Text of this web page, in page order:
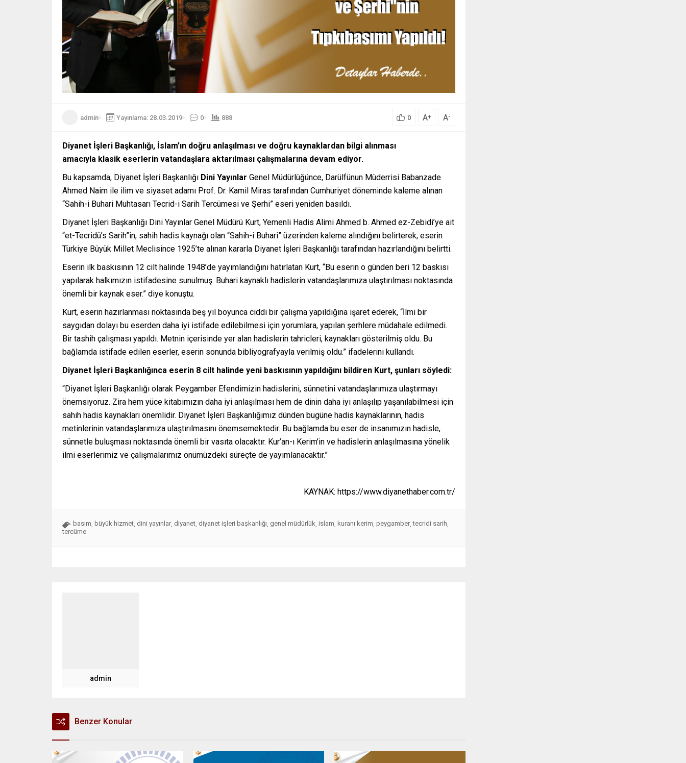
admin Yayınlama: 28.03.2019 0 888 0 A+ A-
Diyanet İşleri Başkanlığı, İslam’ın doğru anlaşılması ve doğru kaynaklardan bilgi alınması
amacıyla klasik eserlerin vatandaşlara aktarılması çalışmalarına devam ediyor.
Bu kapsamda, Diyanet İşleri Başkanlığı Dini Yayınlar Genel Müdürlüğünce, Darülfünun Müderrisi Babanzade
Ahmed Naim ile ilim ve siyaset adamı Prof. Dr. Kamil Miras tarafından Cumhuriyet döneminde kaleme alınan
“Sahih-i Buhari Muhtasarı Tecrid-i Sarih Tercümesi ve Şerhi” eseri yeniden basıldı.
Diyanet İşleri Başkanlığı Dini Yayınlar Genel Müdürü Kurt, Yemenli Hadis Alimi Ahmed b. Ahmed ez-Zebidi’ye ait
“et-Tecridü’s Sarih”in, sahih hadis kaynağı olan “Sahih-i Buhari” üzerinden kaleme alındığını belirterek, eserin
Türkiye Büyük Millet Meclisince 1925’te alınan kararla Diyanet İşleri Başkanlığı tarafından hazırlandığını belirtti.
Eserin ilk baskısının 12 cilt halinde 1948’de yayımlandığını hatırlatan Kurt, “Bu eserin o günden beri 12 baskısı
yapılarak halkımızın istifadesine sunulmuş. Buhari kaynaklı hadislerin vatandaşlarımıza ulaştırılması noktasında
önemli bir kaynak eser.” diye konuştu.
Kurt, eserin hazırlanması noktasında beş yıl boyunca ciddi bir çalışma yapıldığına işaret ederek, “İlmi bir
saygıdan dolayı bu eserden daha iyi istifade edilebilmesi için yorumlara, yapılan şerhlere müdahale edilmedi.
Bir tashih çalışması yapıldı. Metnin içerisinde yer alan hadislerin tahricleri, kaynakları gösterilmiş oldu. Bu
bağlamda istifade edilen eserler, eserin sonunda bibliyografyayla verilmiş oldu.” ifadelerini kullandı.
Diyanet İşleri Başkanlığınca eserin 8 cilt halinde yeni baskısının yapıldığını bildiren Kurt, şunları söyledi:
“Diyanet İşleri Başkanlığı olarak Peygamber Efendimizin hadislerini, sünnetini vatandaşlarımıza ulaştırmayı
önemsiyoruz. Zira hem yüce kitabımızın daha iyi anlaşılması hem de dinin daha iyi anlaşılıp yaşanılabilmesi için
sahih hadis kaynakları önemlidir. Diyanet İşleri Başkanlığımız dünden bugüne hadis kaynaklarının, hadis
metinlerinin vatandaşlarımıza ulaştırılmasını önemsemektedir. Bu bağlamda bu eser de insanımızın hadisle,
sünnetle buluşması noktasında önemli bir vasıta olacaktır. Kur’an-ı Kerim’in ve hadislerin anlaşılmasına yönelik
ilmi eserlerimiz ve çalışmalarımız önümüzdeki süreçte de yayımlanacaktır.”
KAYNAK: https://www.diyanethaber.com.tr/
basım, büyük hizmet, dini yayınlar, diyanet, diyanet işleri başkanlığı, genel müdürlük, islam, kuranı kerim, peygamber,tecridi sarih,
tercüme
admin
Benzer Konular